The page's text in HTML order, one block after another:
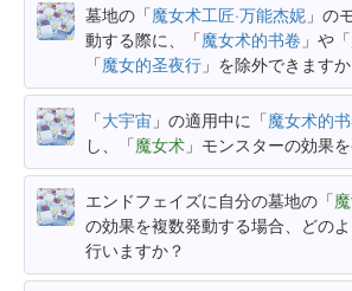
墓地の「魔女术工匠·万能杰妮 」の
動する際に、「魔女术的书卷 」や「
「魔女的圣夜行 」を除外できます
「大宇宙 」の適用中に「魔女术的
し、「魔女术 」モンスターの効果
エンドフェイズに自分の墓地の「
の効果を複数発動する場合、どの
行いますか？